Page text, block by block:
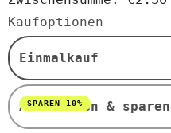
Vollkorngrießnudeln
BIO
500
g
-
ALCE
NERO
Vollkorngrießnudeln
BIO
500
g
-
ALCE
NERO
Kaufoptionen
Einmalkauf
Abonnieren & sparen
SPAREN 10%